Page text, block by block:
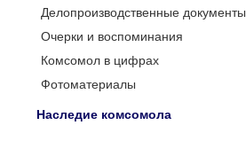
Делопроизводственные документы
Очерки и воспоминания
Комсомол в цифрах
Фотоматериалы
Наследие комсомола